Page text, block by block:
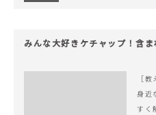
みんな大好きケチャップ！含
［
身近
すく